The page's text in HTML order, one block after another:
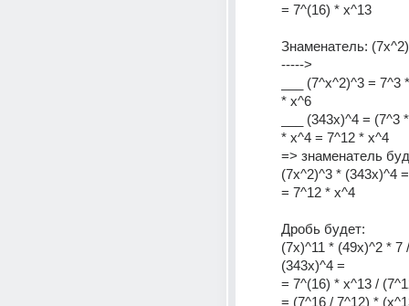
= 7^(16) * x^13
Знаменатель:
----->
___ (7^x^2)^3 = 7^3
* x^6
___ (343x)^4 = (7^3
* x^4 = 7^12 * x^4
=> знаменатель
(7x^2)^3 * (343x)^4
= 7^12 * x^4
Дробь будет:
(7x)^11 * (49x)^2 * 7
(343x)^4 =
= 7^(16) * x^13 /
= (7^16 / 7^12) *